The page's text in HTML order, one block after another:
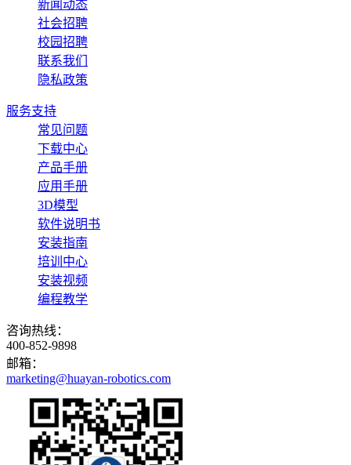
新闻动态
社会招聘
校园招聘
联系我们
隐私政策
服务支持
常见问题
下载中心
产品手册
应用手册
3D模型
软件说明书
安装指南
培训中心
安装视频
编程教学
咨询热线：
400-852-9898
邮箱：
marketing@huayan-robotics.com